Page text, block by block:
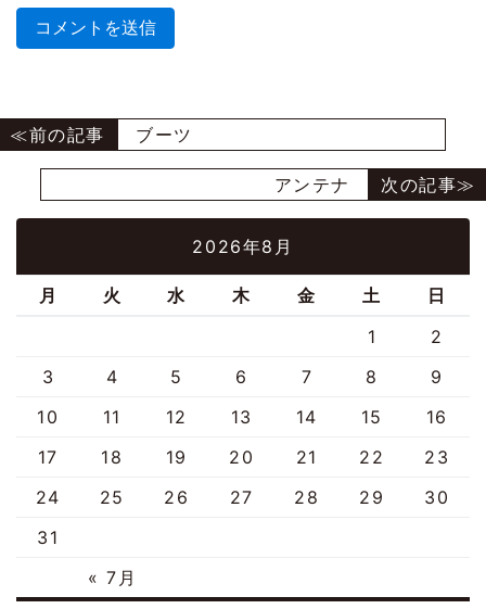
ブーツ
アンテナ
2026年8月
月 火 水 木 金 土 日
« 7月
1
2
3
4 5 6 7 8
9
10
11 12 13 14 15
16
17
18 19 20 21 22
23
24
25 26 27 28 29
30
31